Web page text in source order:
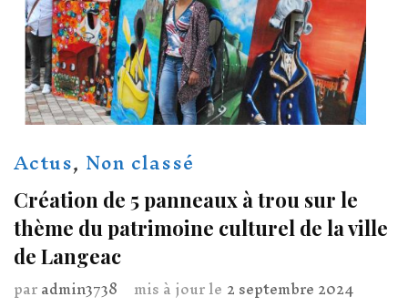
Actus, Non classé
Création de 5 panneaux à trou sur le
thème du patrimoine culturel de la ville
de Langeac
paradmin3738 mis à jour le2 septembre 2024